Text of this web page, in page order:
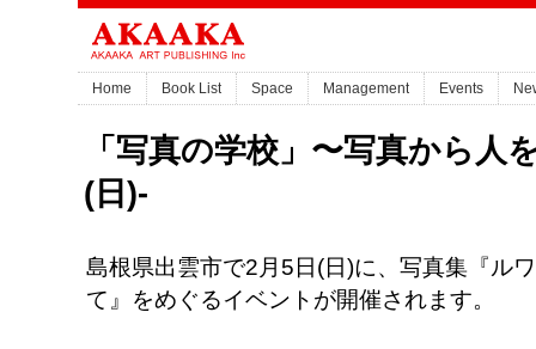
Home Book List Space Management Events
「写真の学校」〜写真から人
(日)-
島根県出雲市で2月5日(日)に、写真集『ル
て』をめぐるイベントが開催されます。